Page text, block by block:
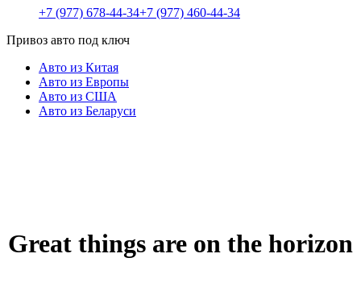
+7 (977) 678-44-34+7 (977) 460-44-34
Привоз авто под ключ
Авто из Китая
Авто из Европы
Авто из США
Авто из Беларуси
Great things are on the horizon